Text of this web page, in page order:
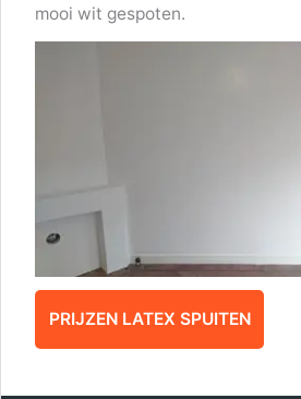
mooi wit gespoten.
PRIJZEN LATEX SPUITEN